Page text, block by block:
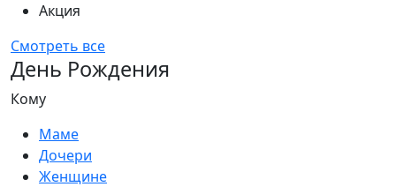
Акция
Смотреть все
День Рождения
Кому
Маме
Дочери
Женщине